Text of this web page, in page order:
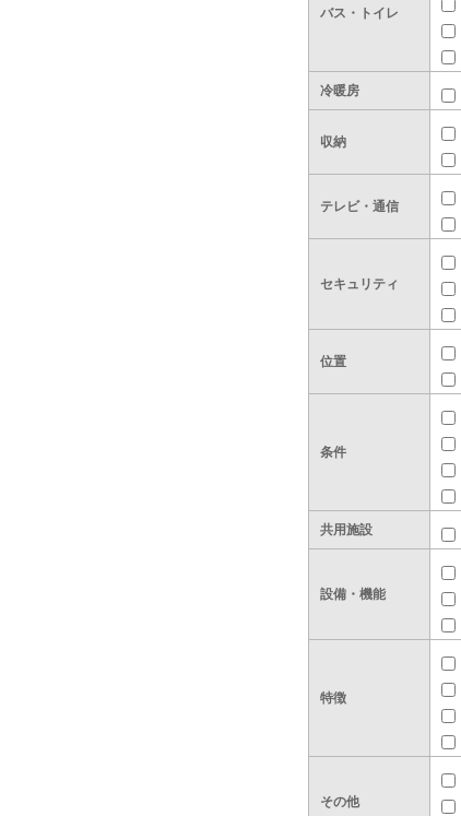
バス・トイレ
冷暖房
収納
テレビ・通信
セキュリティ
位置
条件
共用施設
設備・機能
特徴
その他